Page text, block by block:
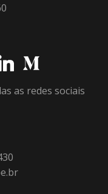
as redes sociais